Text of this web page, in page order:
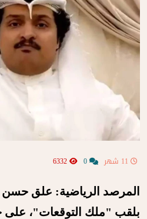
المرصد الرياضية: علق
بلقب "ملك التوقعات"، على